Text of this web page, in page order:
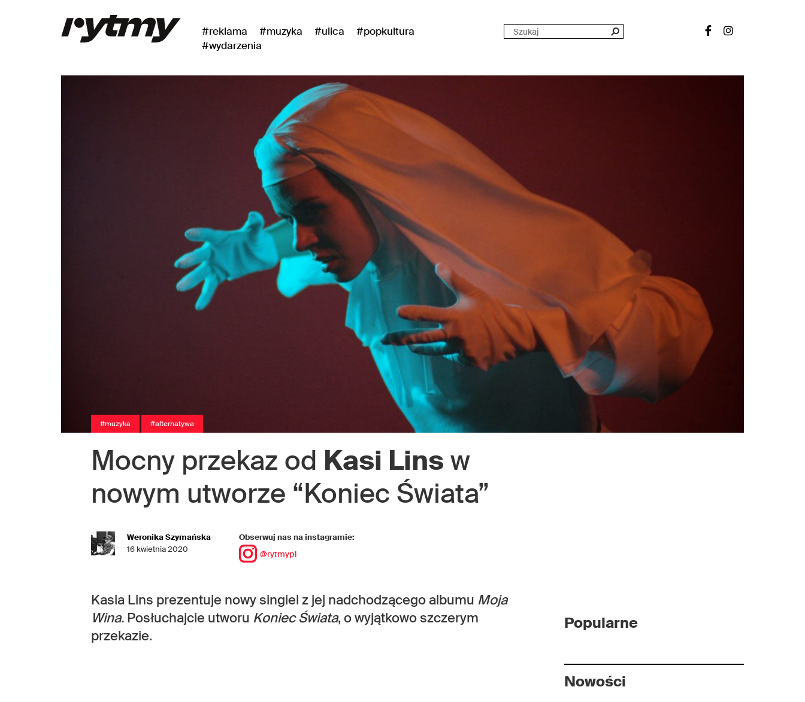
#reklama #muzyka #ulica
#popkultura
#wydarzenia
#muzyka #alternatywa
Mocny przekaz od Kasi Lins w
nowym utworze “Koniec Świata”
Weronika Szymańska
16 kwietnia 2020
Obserwuj nas na instagramie:
@rytmypl
Kasia Lins prezentuje nowy singiel z jej nadchodzącego albumu Moja
Wina. Posłuchajcie utworu Koniec Świata, o wyjątkowo szczerym
przekazie.
Popularne
Nowości